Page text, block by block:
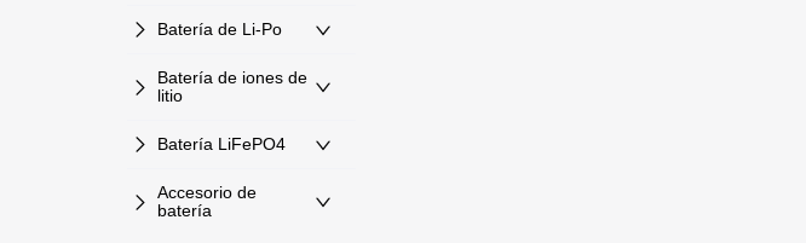
Batería de Li-Po
Batería de iones de
litio
Batería LiFePO4
Accesorio de
batería